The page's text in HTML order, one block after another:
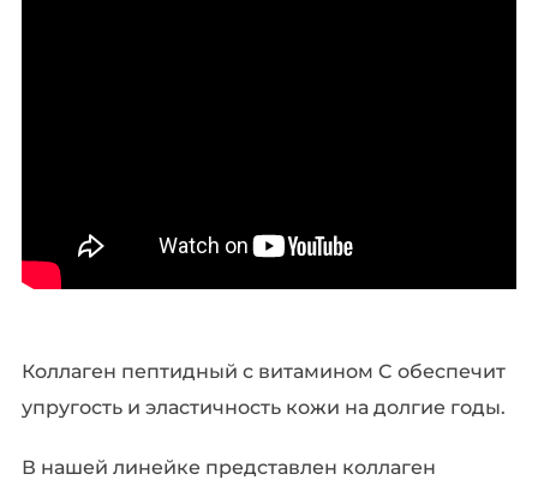
Коллаген пептидный с витамином C обеспечит
упругость и эластичность кожи на долгие годы.
В нашей линейке представлен коллаген